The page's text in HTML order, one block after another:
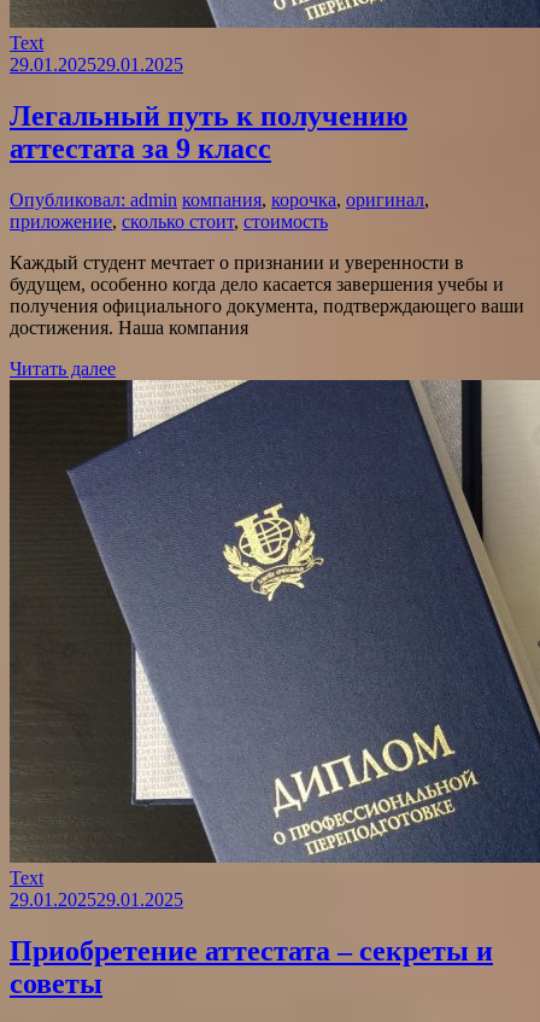
Text
29.01.202529.01.2025
Легальный путь к получению
аттестата за 9 класс
Опубликовал: admin компания, корочка, оригинал,
приложение, сколько стоит, стоимость
Каждый студент мечтает о признании и уверенности в
будущем, особенно когда дело касается завершения учебы и
получения официального документа, подтверждающего ваши
достижения. Наша компания
Читать далее
Text
29.01.202529.01.2025
Приобретение аттестата – секреты и
советы